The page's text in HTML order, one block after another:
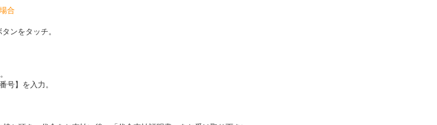
合
ンをタッチ。
】を入力。